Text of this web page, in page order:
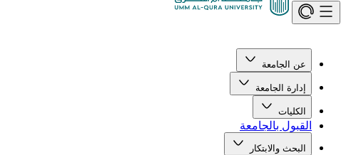
عن الجامعة
إدارة الجامعة
الكليات
القبول بالجامعة
البحث والابتكار